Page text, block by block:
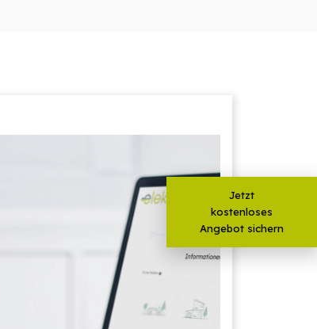
Jetzt
kostenloses
Angebot sichern